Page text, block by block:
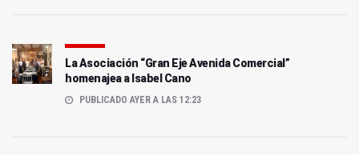
La Asociación “Gran Eje Avenida Comercial”
homenajea a Isabel Cano
PUBLICADO AYER A LAS 12:23